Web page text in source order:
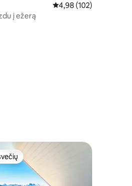
Vidutinis įvertinimas:
4,98 (102)
į ežerą